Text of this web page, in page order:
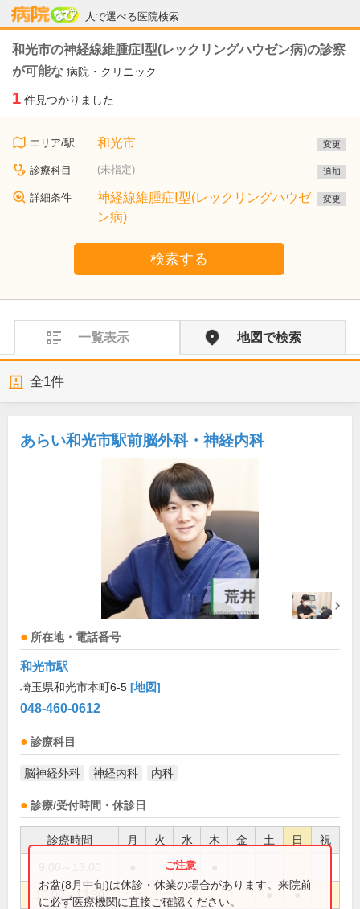
人で選べる医院検索
病院なび
和光市の神経線維腫症Ⅰ型(レックリングハウゼン病)の診察
が可能な 病院・クリニック
1 件見つかりました
エリア/駅 和光市 変更
診療科目 (未指定) 追加
詳細条件
神経線維腫症Ⅰ型(レックリングハウゼ
ン病)
変更
検索する
一覧表示 地図で検索
全1件
あらい和光市駅前脳外科・神経内科
所在地・電話番号
和光市駅
埼玉県和光市本町6-5 [地図]
048-460-0612
診療科目
脳神経外科 神経内科 内科
診療/受付時間・休診日
診療時間 月 火 水 木 金 土 日 祝
●
10:00～13:30 ● ●
お盆(8月中旬)は休診・休業の場合があります。来院前
に必ず医療機関に直接ご確認ください。